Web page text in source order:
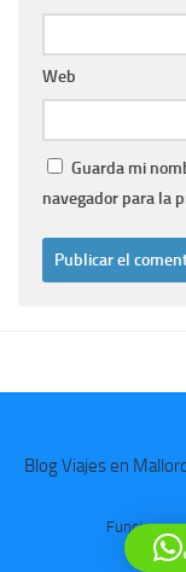
Web
Guarda mi
navegador para la
Blog Viajes en
Funciona